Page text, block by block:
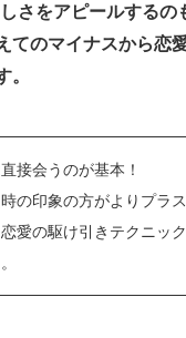
さをアピールするの
てのマイナスから恋
。
接会うのが基本！
の印象の方がよりプラ
愛の駆け引きテクニッ